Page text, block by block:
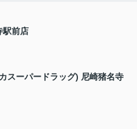
駅前店
スーパードラッグ) 尼崎猪名寺